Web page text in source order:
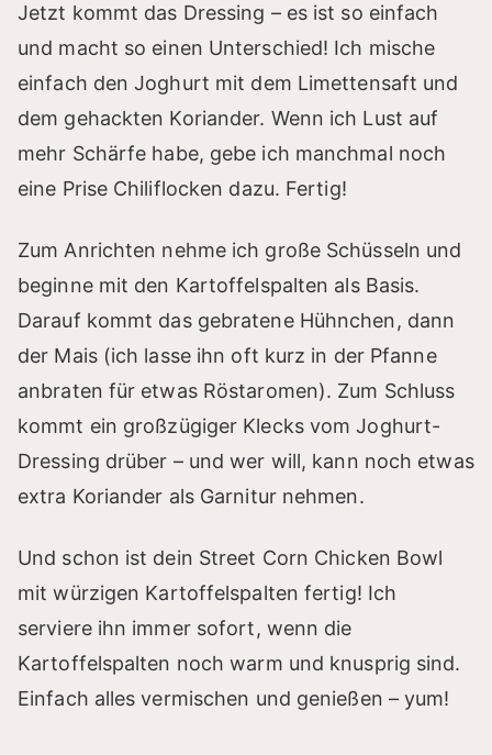
Jetzt kommt das Dressing – es ist so einfach
und macht so einen Unterschied! Ich mische
einfach den Joghurt mit dem Limettensaft und
dem gehackten Koriander. Wenn ich Lust auf
mehr Schärfe habe, gebe ich manchmal noch
eine Prise Chiliflocken dazu. Fertig!
Zum Anrichten nehme ich große Schüsseln und
beginne mit den Kartoffelspalten als Basis.
Darauf kommt das gebratene Hühnchen, dann
der Mais (ich lasse ihn oft kurz in der Pfanne
anbraten für etwas Röstaromen). Zum Schluss
kommt ein großzügiger Klecks vom Joghurt-
Dressing drüber – und wer will, kann noch etwas
extra Koriander als Garnitur nehmen.
Und schon ist dein Street Corn Chicken Bowl
mit würzigen Kartoffelspalten fertig! Ich
serviere ihn immer sofort, wenn die
Kartoffelspalten noch warm und knusprig sind.
Einfach alles vermischen und genießen – yum!